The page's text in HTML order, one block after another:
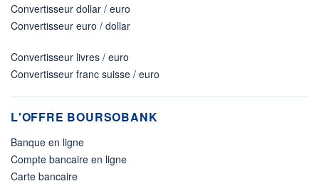
Convertisseur dollar / euro
Convertisseur euro / dollar
Convertisseur livres / euro
Convertisseur franc suisse / euro
L'OFFRE BOURSOBANK
Banque en ligne
Compte bancaire en ligne
Carte bancaire